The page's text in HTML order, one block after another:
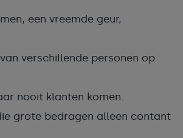
een vreemde geur,
verschillende personen op
nooit klanten komen.
grote bedragen alleen contant